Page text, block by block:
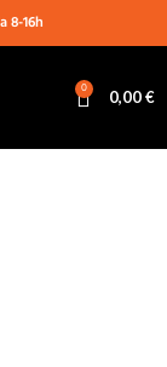
8-16h
0 0,00€